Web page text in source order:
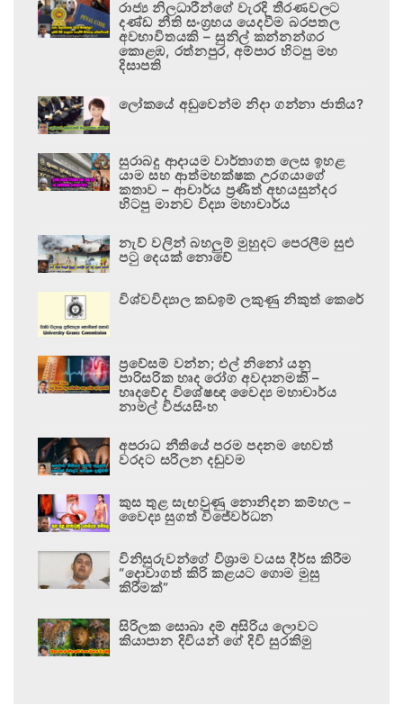
රාජ්‍ය නිලධාරීන්ගේ වැරදි තීරණවලට
දණ්ඩ නීති සංග්‍රහය යෙදවීම බරපතල
අවභාවිතයකි – සුනිල් කන්නන්ගර
කොළඹ, රත්නපුර, අම්පාර හිටපු මහ
දිසාපති
ලෝකයේ අඩුවෙන්ම නිදා ගන්නා ජාතිය?
සුරාබදු ආදායම වාර්තාගත ලෙස ඉහළ
යාම සහ ආත්මභක්ෂක උරගයාගේ
කතාව – ආචාර්ය ප්‍රණීත් අභයසුන්දර
හිටපු මානව විද්‍යා මහාචාර්ය
නැව් වලින් බහලුම් මුහුදට පෙරලීම සුළු
පටු දෙයක් නොවේ
විශ්වවිද්‍යාල කඩඉම් ලකුණු නිකුත් කෙරේ
ප්‍රවේසම් වන්න; එල් නිනෝ යනු
පාරිසරික හෘද රෝග අවදානමකි –
හෘදවේද විශේෂඥ වෛද්‍ය මහාචාර්ය
නාමල් විජයසිංහ
අපරාධ නීතියේ පරම පදනම හෙවත්
වරදට සරිලන දඬුවම
කුස තුළ සැඟවුණු නොනිදන කම්හල –
වෛද්‍ය සුගත් විජේවර්ධන
විනිසුරුවන්ගේ විශ්‍රාම වයස දීර්ඝ කිරීම
“දොවාගත් කිරි කළයට ගොම මුසු
කිරීමක්”
සිරිලක සොබා දම් අසිරිය ලොවට
කියාපාන දිවියන් ගේ දිවි සුරකිමු